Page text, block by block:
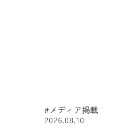
#メディア掲載
2026.08.10